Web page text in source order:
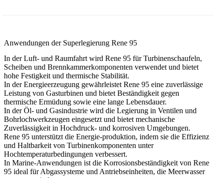
Anwendungen der Superlegierung Rene 95
In derLuft- und Raumfahrt wird Rene 95 für Turbinenschaufeln,
Scheiben und Brennkammerkomponenten verwendet und bietet
hohe Festigkeit und thermische Stabilität.
In derEnergieerzeugung gewährleistet Rene 95 eine zuverlässige
Leistung von Gasturbinen und bietet Beständigkeit gegen
thermische Ermüdung sowie eine lange Lebensdauer.
In derÖl- und Gasindustrie wird die Legierung in Ventilen und
Bohrlochwerkzeugen eingesetzt und bietet mechanische
Zuverlässigkeit in Hochdruck- und korrosiven Umgebungen.
Rene 95 unterstützt die Energie-produktion, indem sie die Effizienz
und Haltbarkeit von Turbinenkomponenten unter
Hochtemperaturbedingungen verbessert.
In Marine-Anwendungen ist die Korrosionsbeständigkeit von Rene
95 ideal für Abgassysteme und Antriebseinheiten, die Meerwasser